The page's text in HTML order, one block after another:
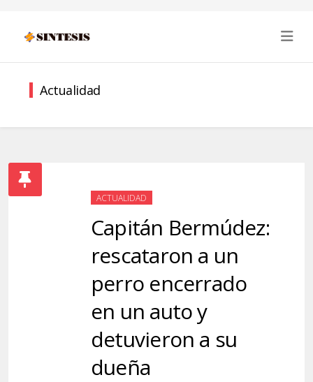
Actualidad
ACTUALIDAD
Capitán Bermúdez:
rescataron a un
perro encerrado
en un auto y
detuvieron a su
dueña